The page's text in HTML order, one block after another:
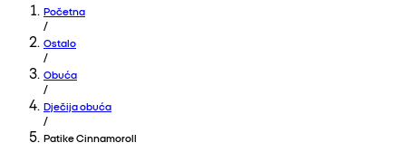
Početna
/
Ostalo
/
Obuća
/
Dječija obuća
/
Patike Cinnamoroll